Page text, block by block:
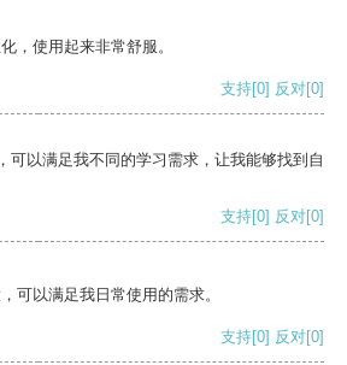
，使用起来非常舒服。
支持[0] 反对[0]
可以满足我不同的学习需求，让我能够找到自
支持[0] 反对[0]
可以满足我日常使用的需求。
支持[0] 反对[0]